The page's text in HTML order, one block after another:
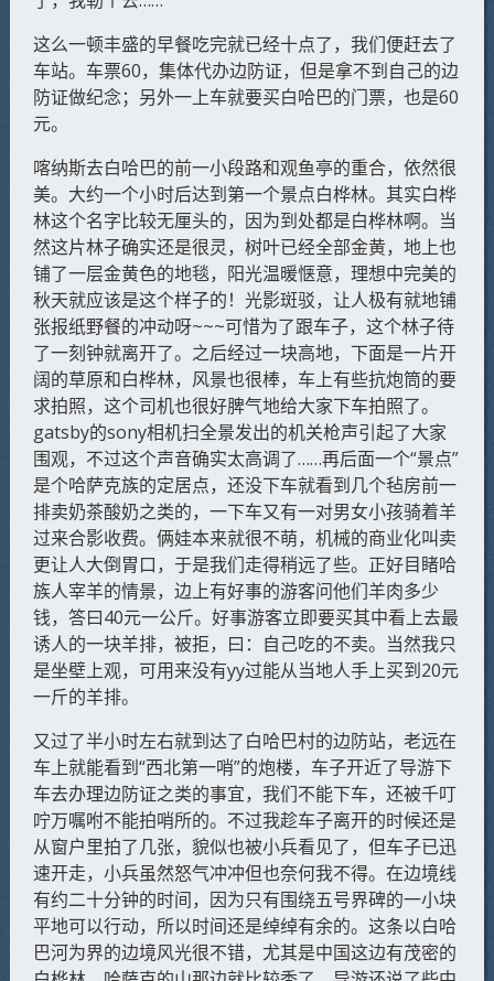
这么一顿丰盛的早餐吃完就已经十点了，我们便赶去了
车站。车票60，集体代办边防证，但是拿不到自己的边
防证做纪念；另外一上车就要买白哈巴的门票，也是60
元。
喀纳斯去白哈巴的前一小段路和观鱼亭的重合，依然很
美。大约一个小时后达到第一个景点白桦林。其实白桦
林这个名字比较无厘头的，因为到处都是白桦林啊。当
然这片林子确实还是很灵，树叶已经全部金黄，地上也
铺了一层金黄色的地毯，阳光温暖惬意，理想中完美的
秋天就应该是这个样子的！光影斑驳，让人极有就地铺
张报纸野餐的冲动呀~~~可惜为了跟车子，这个林子待
了一刻钟就离开了。之后经过一块高地，下面是一片开
阔的草原和白桦林，风景也很棒，车上有些抗炮筒的要
求拍照，这个司机也很好脾气地给大家下车拍照了。
gatsby的sony相机扫全景发出的机关枪声引起了大家
围观，不过这个声音确实太高调了……再后面一个“景点”
是个哈萨克族的定居点，还没下车就看到几个毡房前一
排卖奶茶酸奶之类的，一下车又有一对男女小孩骑着羊
过来合影收费。俩娃本来就很不萌，机械的商业化叫卖
更让人大倒胃口，于是我们走得稍远了些。正好目睹哈
族人宰羊的情景，边上有好事的游客问他们羊肉多少
钱，答曰40元一公斤。好事游客立即要买其中看上去最
诱人的一块羊排，被拒，曰：自己吃的不卖。当然我只
是坐壁上观，可用来没有yy过能从当地人手上买到20元
一斤的羊排。
又过了半小时左右就到达了白哈巴村的边防站，老远在
车上就能看到“西北第一哨”的炮楼，车子开近了导游下
车去办理边防证之类的事宜，我们不能下车，还被千叮
咛万嘱咐不能拍哨所的。不过我趁车子离开的时候还是
从窗户里拍了几张，貌似也被小兵看见了，但车子已迅
速开走，小兵虽然怒气冲冲但也奈何我不得。在边境线
有约二十分钟的时间，因为只有围绕五号界碑的一小块
平地可以行动，所以时间还是绰绰有余的。这条以白哈
巴河为界的边境风光很不错，尤其是中国这边有茂密的